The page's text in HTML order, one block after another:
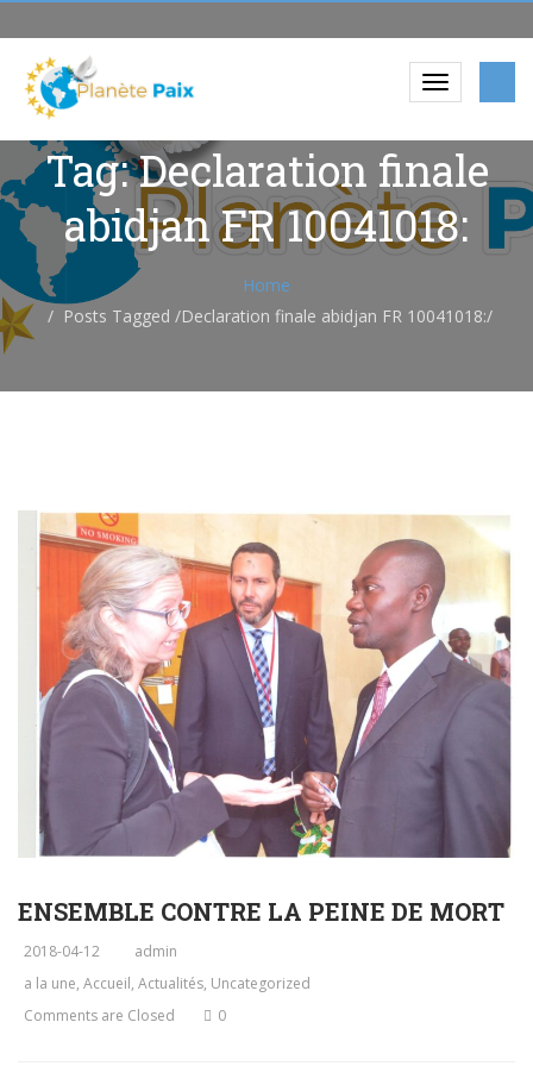
Tag: Declaration finale
abidjan FR 10041018:
Home
Posts Tagged /Declaration finale abidjan FR 10041018:/
ENSEMBLE CONTRE LA PEINE DE MORT
2018-04-12
admin
a la une, Accueil, Actualités, Uncategorized
Comments are Closed
0